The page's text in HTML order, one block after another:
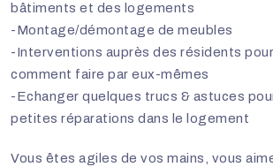
bâtiments et des logements
-Montage/démontage de meubles
-Interventions auprès des résidents
comment faire par eux-mêmes
-Echanger quelques trucs & astuces
petites réparations dans le logement
Vous êtes agiles de vos mains, vous